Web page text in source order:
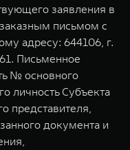
заявления в
письмом с
адресу: 644106, г.
Письменное
№ основного
личность Субъекта
представителя,
документа и